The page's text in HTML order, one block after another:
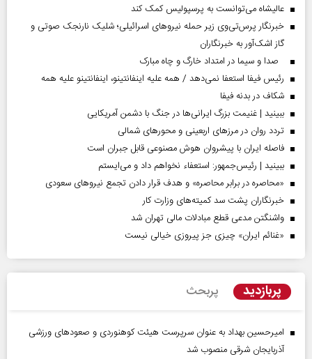
عالیشاه می‌توانست به پرسپولیس کمک کند
خبرنگار پرس‌تی‌وی زیر حمله نیروهای اسرائیلی؛ شلیک نارنجک صوتی و
گاز اشک‌آور به خبرنگاران
صدا و سیما در امتداد خارگ و چاه مبارک
رئیس فیفا استعفا نمی‌دهد / همه علیه اینفانتینو، اینفانتینو علیه همه
شکاف در بدنه فیفا
ببینید | غنیمت بزرگ ایرانی‌ها در جنگ با دشمن آمریکایی
تردد روان در مرزهای اربعینی و محورهای شمالی
فاصله ایران با پیشرو‌ان هوش مصنوعی قابل جبران است
ببینید | رئیس‌جمهور: استعفاء نخواهم داد و می‌ایستم
«محاصره در برابر محاصره» و هدف قرار دادن تجمع نیروهای سعودی
خبرنگاران پشت سد کمیته‌های وزارت کار
واشنگتن مدعی قطع مبادلات مالی تهران شد
«غنائم ایران» چیزی جز پیروزی خیالی نیست
پربازدید پربحث
امیرحسین بهداد به عنوان سرپرست هیئت کوهنوردی و صعودهای ورزشی
آذربایجان شرقی منصوب شد